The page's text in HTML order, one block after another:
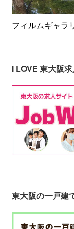
フィルムギャラ
I LOVE 東大阪
東大阪の一戸建